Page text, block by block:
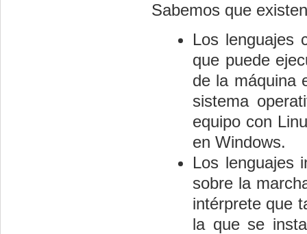
Sabemos que
Los lenguajes
que puede
de la máquina
sistema
equipo con
en Windows.
Los lenguajes
sobre la
intérprete que
la que se